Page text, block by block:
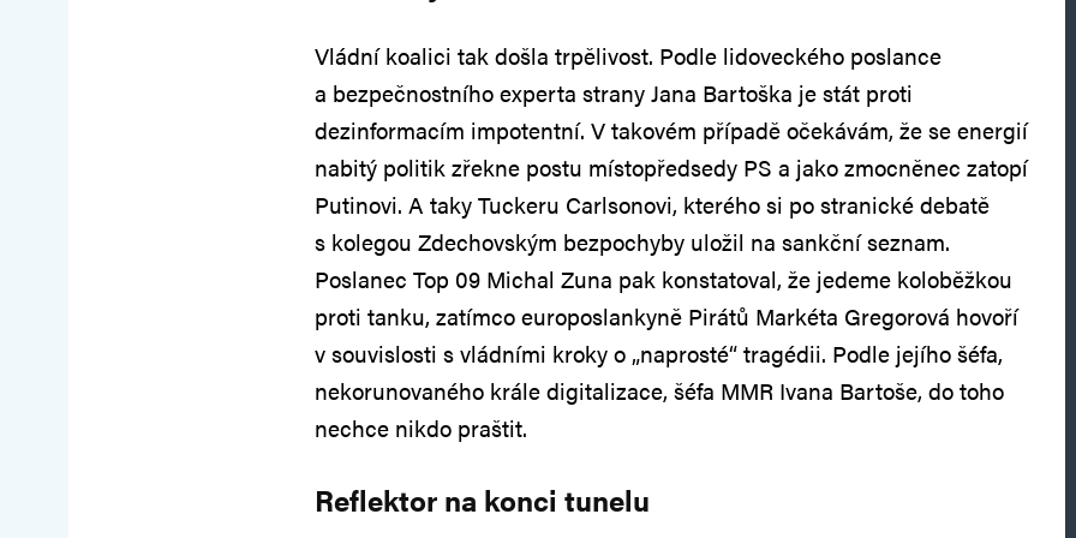
Vládní koalici tak došla trpělivost. Podle lidoveckého poslance
a bezpečnostního experta strany Jana Bartoška je stát proti
dezinformacím impotentní. V takovém případě očekávám, že se energií
nabitý politik zřekne postu místopředsedy PS a jako zmocněnec zatopí
Putinovi. A taky Tuckeru Carlsonovi, kterého si po stranické debatě
s kolegou Zdechovským bezpochyby uložil na sankční seznam.
Poslanec Top 09 Michal Zuna pak konstatoval, že jedeme koloběžkou
proti tanku, zatímco europoslankyně Pirátů Markéta Gregorová hovoří
v souvislosti s vládními kroky o „naprosté“ tragédii. Podle jejího šéfa,
nekorunovaného krále digitalizace, šéfa MMR Ivana Bartoše, do toho
nechce nikdo praštit.
Reflektor na konci tunelu